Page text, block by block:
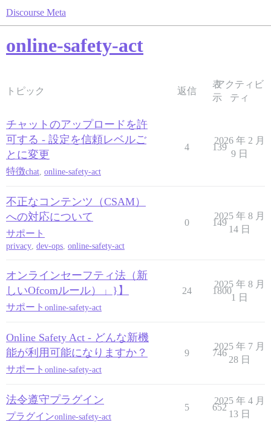
Discourse Meta
online-safety-act
トピック 返信
表
示
アクティビ
ティ
チャットのアップロードを許
可する - 設定を信頼レベルご
とに変更
特徴chat online-safety-act
4 139
2026 年 2 月
9 日
不正なコンテンツ（CSAM）
への対応について
サポート
privacy, dev-ops, online-safety-act
0 149
2025 年 8 月
14 日
オンラインセーフティ法（新
しいOfcomルール）」}】
サポート online-safety-act
24 1800
2025 年 8 月
1 日
Online Safety Act - どんな新機
能が利用可能になりますか？
サポート online-safety-act
9 746
2025 年 7 月
28 日
法令遵守プラグイン
プラグインonline-safety-act
5 652
2025 年 4 月
13 日